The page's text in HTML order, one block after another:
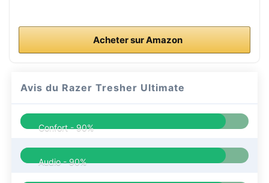
Acheter sur Amazon
Avis du Razer Tresher Ultimate
Confort -90%
Audio -90%